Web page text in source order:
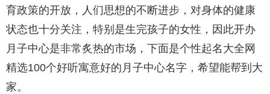
育政策的开放，人们思想的不断进步，对身体的健康
状态也十分关注，特别是生完孩子的女性，因此开办
月子中心是非常炙热的市场，下面是个性起名大全网
精选100个好听寓意好的月子中心名字，希望能帮到大
家。